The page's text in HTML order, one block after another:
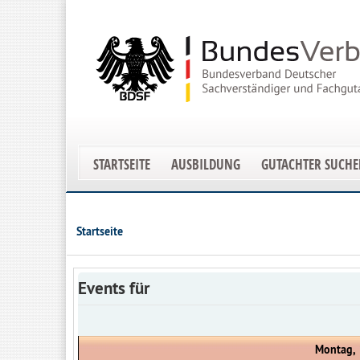
STARTSEITE AUSBILDUNG GUTACHTER
Startseite
Events für
Montag,